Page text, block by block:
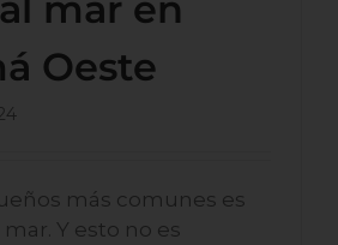
Oeste
más comunes es
Y esto no es